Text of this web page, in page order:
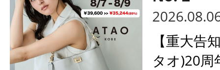
【重大告
タオ)20周